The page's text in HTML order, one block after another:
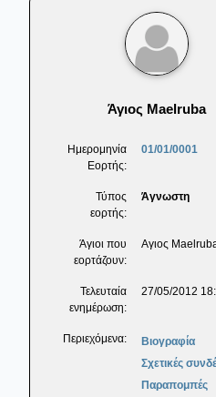
Άγιος Maelruba
Ημερομηνία
Εορτής:
01/01/0001
Τύπος
εορτής:
Άγνωστη
Άγιοι που
εορτάζουν:
Αγιος
Τελευταία
ενημέρωση:
27/05/2012
Περιεχόμενα:
Βιογραφία
Σχετικές
Παραπομπές